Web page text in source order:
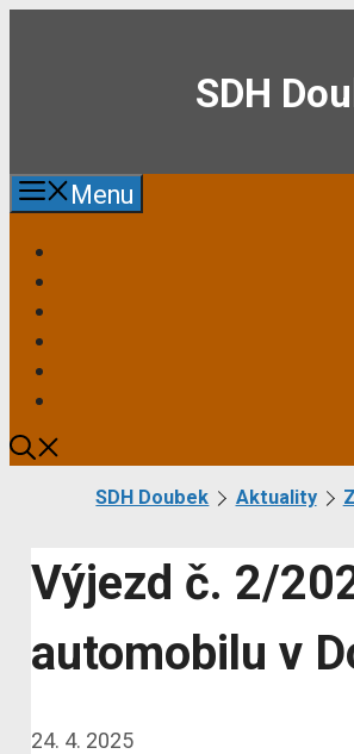
SDH
Menu
SDH Doubek Aktuality
Výjezd č. 2/
automobilu v
24. 4. 2025